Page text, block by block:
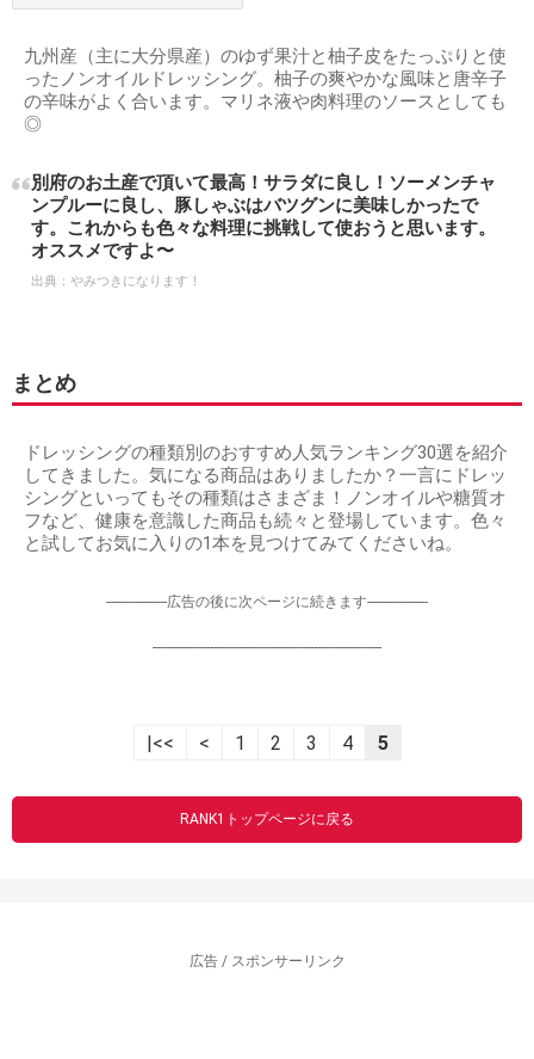
九州産（主に大分県産）のゆず果汁と柚子皮をたっぷりと使
ったノンオイルドレッシング。柚子の爽やかな風味と唐辛子
の辛味がよく合います。マリネ液や肉料理のソースとしても
◎
別府のお土産で頂いて最高！サラダに良し！ソーメンチャ
ンプルーに良し、豚しゃぶはバツグンに美味しかったで
す。これからも色々な料理に挑戦して使おうと思います。
オススメですよ〜
出典： やみつきになります！
まとめ
ドレッシングの種類別のおすすめ人気ランキング30選を紹介
してきました。気になる商品はありましたか？一言にドレッ
シングといってもその種類はさまざま！ノンオイルや糖質オ
フなど、健康を意識した商品も続々と登場しています。色々
と試してお気に入りの1本を見つけてみてくださいね。
-----------------広告の後に次ページに続きます-----------------
----------------------------------------------------------------
|<< < 1 2 3 4 5
RANK1トップページに戻る
広告 / スポンサーリンク